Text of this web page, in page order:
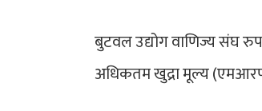
बुटवल उद्योग वाणिज्य संघ
अधिकतम खुद्रा मूल्य